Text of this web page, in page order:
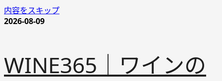
内容をスキップ
2026-08-09
WINE365｜ワインの